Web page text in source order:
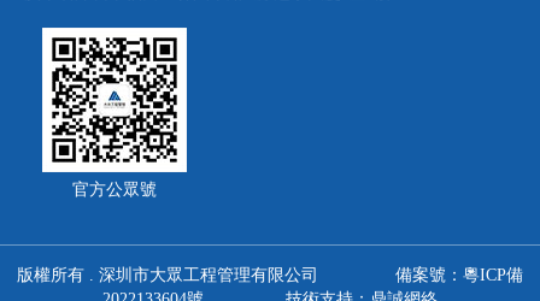
官方公眾號
版權所有 . 深圳市大眾工程管理有限公司
備案號：粵ICP備